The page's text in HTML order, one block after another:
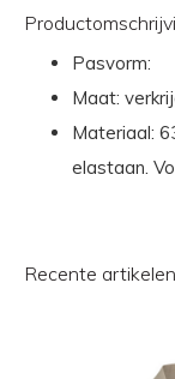
Pasvorm:
Maat:
Materiaal:
elastaan.
Recente artikelen